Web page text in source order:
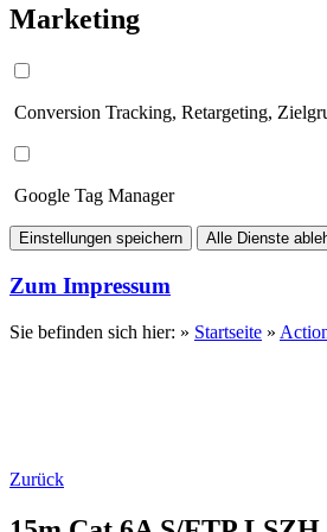
Marketing
Conversion Tracking, Retargeting,
Google Tag Manager
Einstellungen speichern Alle Dienste
Zum Impressum
Sie befinden sich hier: » Startseite »
Zurück